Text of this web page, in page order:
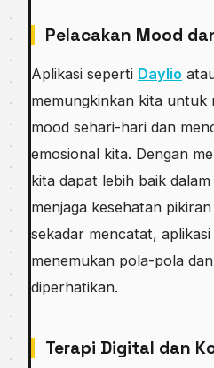
Pelacakan Mood
Aplikasi seperti Daylio
memungkinkan kita untuk
mood sehari-hari dan
emosional kita. Dengan
kita dapat lebih baik
menjaga kesehatan
sekadar mencatat,
menemukan pola-pola
diperhatikan.
Terapi Digital dan